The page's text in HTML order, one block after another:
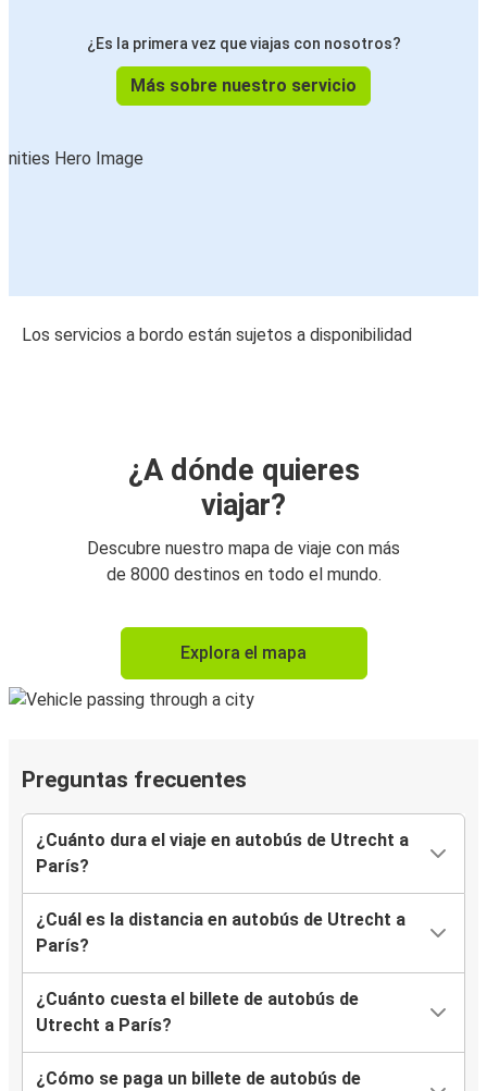
¿Es la primera vez que viajas con nosotros?
Más sobre nuestro servicio
Los servicios a bordo están sujetos a disponibilidad
¿A dónde quieres
viajar?
Descubre nuestro mapa de viaje con más
de 8000 destinos en todo el mundo.
Explora el mapa
Preguntas frecuentes
¿Cuánto dura el viaje en autobús de Utrecht a
París?
¿Cuál es la distancia en autobús de Utrecht a
París?
¿Cuánto cuesta el billete de autobús de
Utrecht a París?
¿Cómo se paga un billete de autobús de